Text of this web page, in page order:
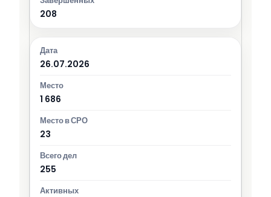
208
26.07.2026
1 686
23
255